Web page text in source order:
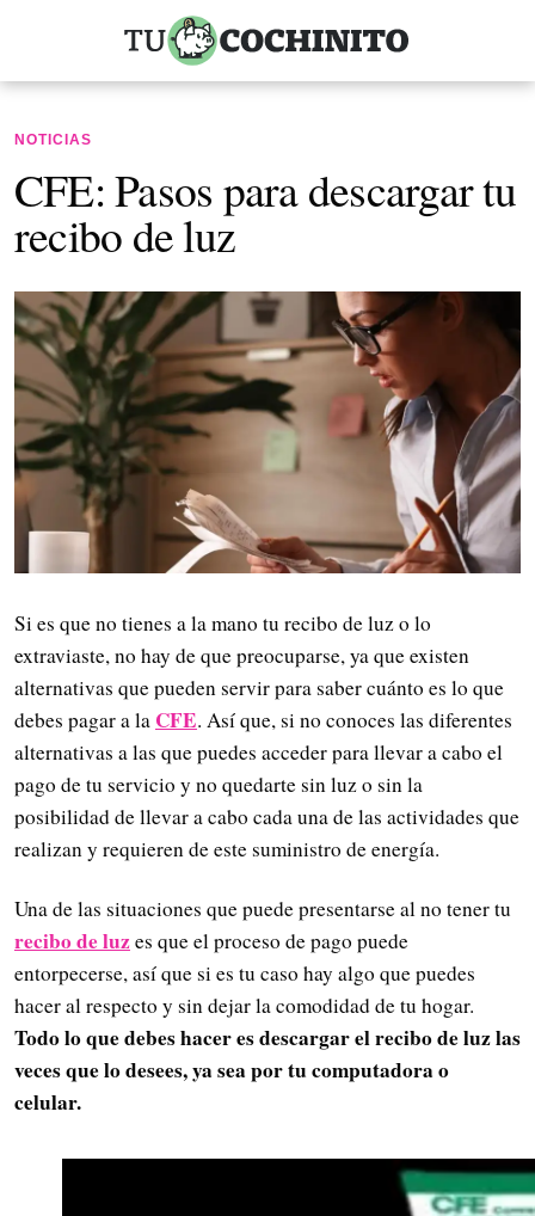
NOTICIAS
CFE: Pasos para descargar tu
recibo de luz
Si es que no tienes a la mano tu recibo de luz o lo
extraviaste, no hay de que preocuparse, ya que existen
alternativas que pueden servir para saber cuánto es lo que
debes pagar a la CFE. Así que, si no conoces las diferentes
alternativas a las que puedes acceder para llevar a cabo el
pago de tu servicio y no quedarte sin luz o sin la
posibilidad de llevar a cabo cada una de las actividades que
realizan y requieren de este suministro de energía.
Una de las situaciones que puede presentarse al no tener tu
recibo de luzes que el proceso de pago puede
entorpecerse, así que si es tu caso hay algo que puedes
hacer al respecto y sin dejar la comodidad de tu hogar.
Todo lo que debes hacer es descargar el recibo de luz las
veces que lo desees, ya sea por tu computadora o
celular.